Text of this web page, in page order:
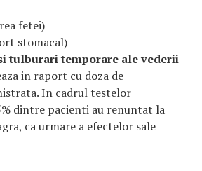
fetei)
stomacal)
tulburari temporare ale vederii
in raport cu doza de
In cadrul testelor
dintre pacienti au renuntat la
ca urmare a efectelor sale